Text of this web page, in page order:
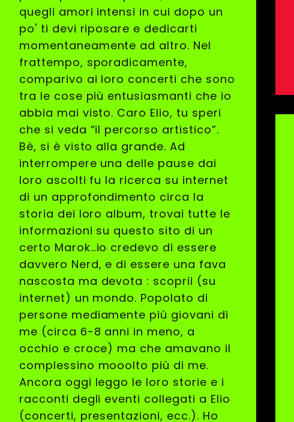
quegli amori intensi in cui dopo un
po' ti devi riposare e dedicarti
momentaneamente ad altro. Nel
frattempo, sporadicamente,
comparivo ai loro concerti che sono
tra le cose più entusiasmanti che io
abbia mai visto. Caro Elio, tu speri
che si veda “il percorso artistico”.
Bè, si è visto alla grande. Ad
interrompere una delle pause dai
loro ascolti fu la ricerca su internet
di un approfondimento circa la
storia dei loro album, trovai tutte le
informazioni su questo sito di un
certo Marok…io credevo di essere
davvero Nerd, e di essere una fava
nascosta ma devota : scoprii (su
internet) un mondo. Popolato di
persone mediamente più giovani di
me (circa 6-8 anni in meno, a
occhio e croce) ma che amavano il
complessino mooolto più di me.
Ancora oggi leggo le loro storie e i
racconti degli eventi collegati a Elio
(concerti, presentazioni, ecc.). Ho